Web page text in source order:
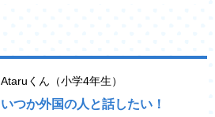
Ataruくん（小学4年生）
いつか外国の人と話したい！